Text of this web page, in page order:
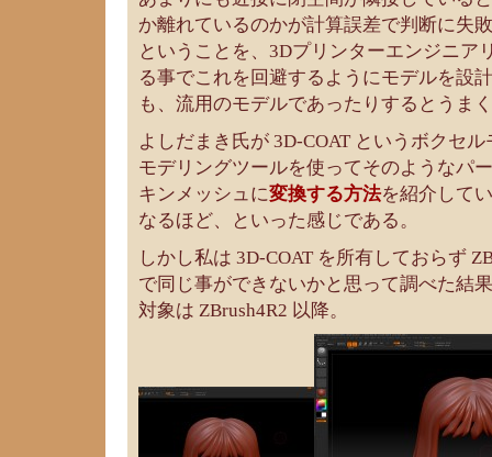
か離れているのかが計算誤差で判断に失
ということを、3Dプリンターエンジニア
る事でこれを回避するようにモデルを設
も、流用のモデルであったりするとうま
よしだまき氏が 3D-COAT というボクセ
モデリングツールを使ってそのようなパ
キンメッシュに変換する方法を紹介して
なるほど、といった感じである。
しかし私は 3D-COAT を所有しておらず
で同じ事ができないかと思って調べた結
対象は ZBrush4R2 以降。